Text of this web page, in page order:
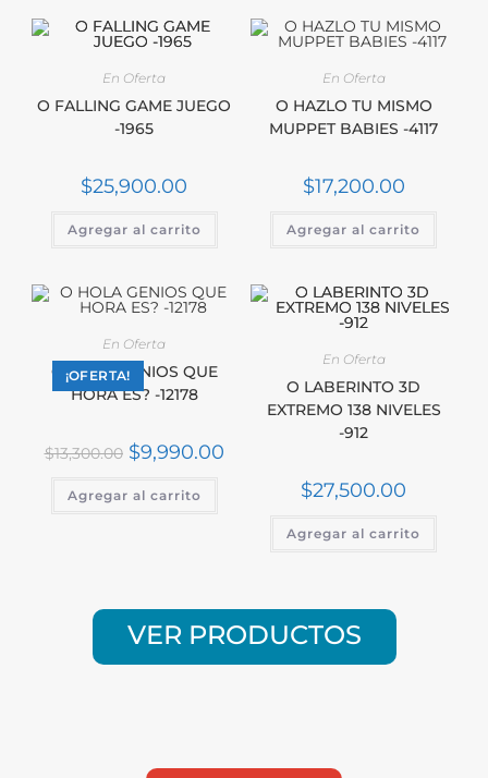
En Oferta
O FALLING GAME JUEGO
-1965
$25,900.00
Agregar al carrito
En Oferta
O HAZLO TU MISMO
MUPPET BABIES -4117
$17,200.00
Agregar al carrito
¡OFERTA!
En Oferta
O HOLA GENIOS QUE
HORA ES? -12178
$13,300.00 $9,990.00
Agregar al carrito
En Oferta
O LABERINTO 3D
EXTREMO 138 NIVELES
-912
$27,500.00
Agregar al carrito
VER PRODUCTOS